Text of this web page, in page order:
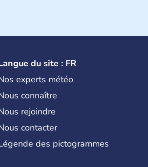
du site : FR
experts météo
connaître
rejoindre
contacter
des pictogrammes